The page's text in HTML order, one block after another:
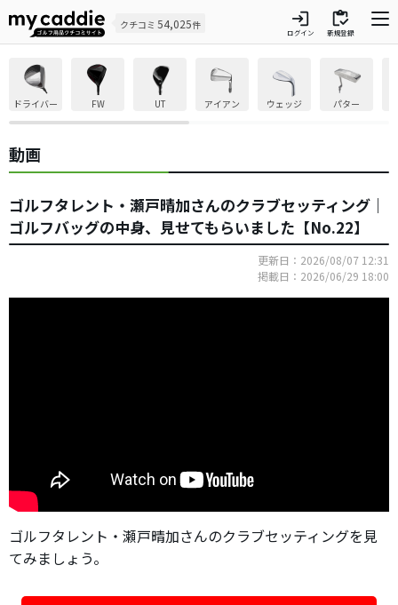
クチコミ 54,025件 login
ログイン
inventory
新規登録
ドライバー FW UT アイアン ウェッジ パター
動画
ゴルフタレント・瀬戸晴加さんのクラブセッティング｜
ゴルフバッグの中身、見せてもらいました【No.22】
更新日：2026/08/07 12:31
掲載日：2026/06/29 18:00
ゴルフタレント・瀬戸晴加さんのクラブセッティングを見
てみましょう。